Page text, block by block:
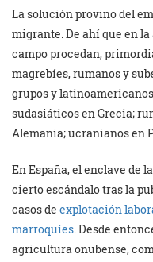
La solución provino del
migrante. De ahí que en
campo procedan,
magrebíes, rumanos y
grupos y
sudasiáticos en Grecia;
Alemania; ucranianos en
En España, el enclave de
cierto escándalo tras la
casos de explotación
marroquíes. Desde
agricultura onubense,